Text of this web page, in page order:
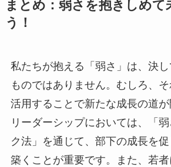
まとめ：弱さを抱きしめて
う！
私たちが抱える「弱さ」は、決
ものではありません。むしろ、そ
活用することで新たな成長の道が
リーダーシップにおいては、「
ク法」を通じて、部下の成長を
築くことが重要です。また、若